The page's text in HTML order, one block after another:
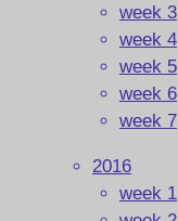
week 3
week 4
week 5
week 6
week 7
2016
week 1